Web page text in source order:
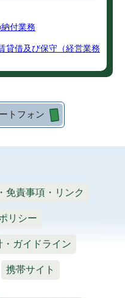
付業務
貸借及び保守（経営業務
トフォン
免責事項・リンク
リシー
ガイドライン
携帯サイト